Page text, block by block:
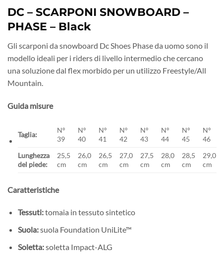
DC – SCARPONI SNOWBOARD –
PHASE – Black
Gli scarponi da snowboard Dc Shoes Phase da uomo sono il
modello ideali per i riders di livello intermedio che cercano
una soluzione dal flex morbido per un utilizzo Freestyle/All
Mountain.
Guida misure
Taglia:
Nº
39
Nº
40
Nº
41
Nº
42
Nº
43
Nº
44
Nº
45
Nº
46
Lunghezza
del piede:
25,5
cm
26,0
cm
26,5
cm
27,0
cm
27,5
cm
28,0
cm
28,5
cm
29,0
cm
Caratteristiche
Tessuti:tomaia in tessuto sintetico
Suola:suola Foundation UniLite™
Soletta:soletta Impact-ALG